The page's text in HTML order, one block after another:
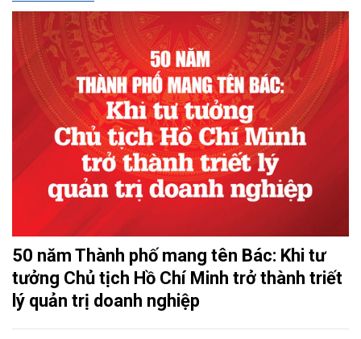
50 năm Thành phố mang tên Bác: Khi tư
tưởng Chủ tịch Hồ Chí Minh trở thành triết
lý quản trị doanh nghiệp